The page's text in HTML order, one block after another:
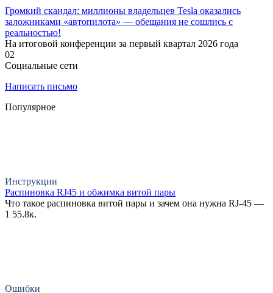
Громкий скандал: миллионы владельцев Tesla оказались
заложниками «автопилота» — обещания не сошлись с
реальностью!
На итоговой конференции за первый квартал 2026 года
02
Социальные сети
Написать письмо
Популярное
Инструкции
Распиновка RJ45 и обжимка витой пары
Что такое распиновка витой пары и зачем она нужна RJ-45 —
1 55.8к.
Ошибки